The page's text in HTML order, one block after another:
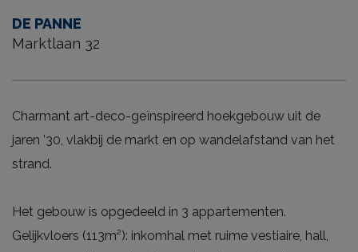
DE PANNE
Marktlaan 32
Charmant art-deco-geïnspireerd hoekgebouw uit de
jaren ’30, vlakbij de markt en op wandelafstand van het
strand.
Het gebouw is opgedeeld in 3 appartementen.
Gelijkvloers (113m²): inkomhal met ruime vestiaire, hall,